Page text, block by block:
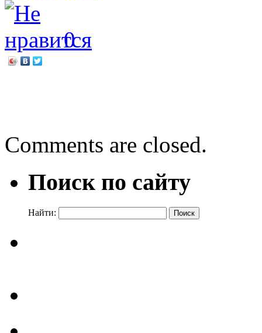
0
Comments are closed.
Поиск по сайту
Найти: